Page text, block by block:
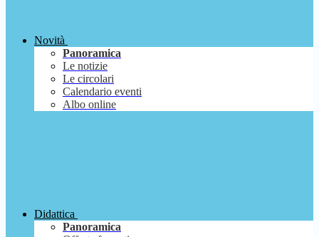
Novità
Panoramica
Le notizie
Le circolari
Calendario eventi
Albo online
Didattica
Panoramica